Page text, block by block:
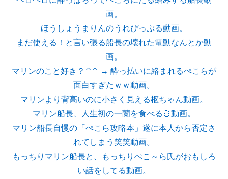
画。
ほうしょうまりんのうれぴっぷる動画。
まだ使える！と言い張る船長の壊れた電動なんとか動
画。
マリンのこと好き？^^ → 酔っ払いに絡まれるぺこらが
面白すぎたｗｗ動画。
マリンより背高いのに小さく見える枢ちゃん動画。
マリン船長、人生初の一蘭を食べる🍜動画。
マリン船長自慢の「ぺこら攻略本」遂に本人から否定さ
れてしまう笑笑動画。
もっちりマリン船長と、もっちりぺこ～ら氏がおもしろ
い話をしてる動画。